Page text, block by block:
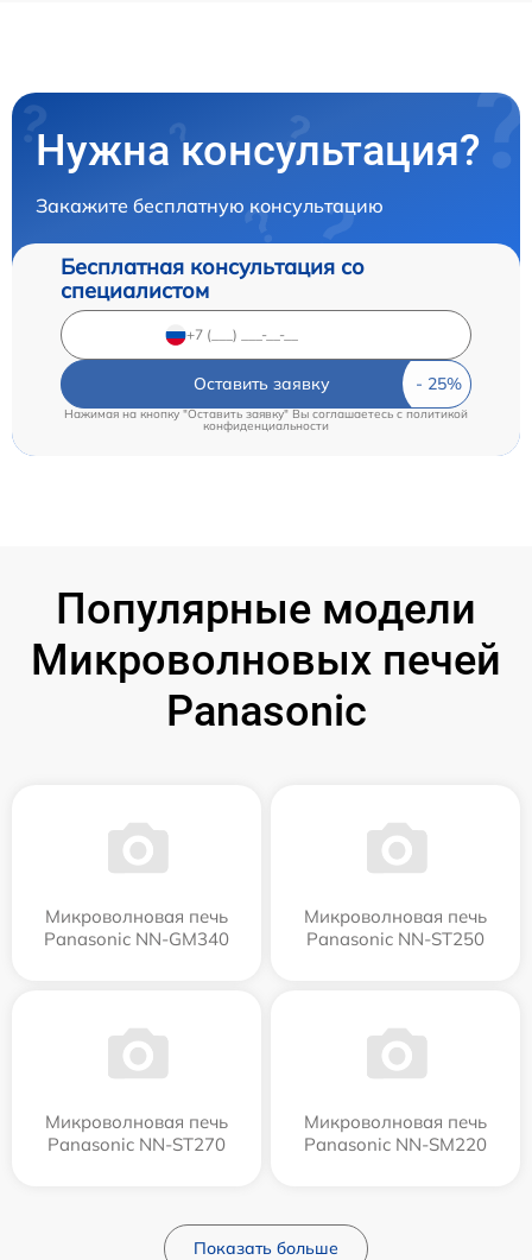
Нужна консультация?
Закажите бесплатную консультацию
Бесплатная консультация со
специалистом
Оставить заявку
Нажимая на кнопку "Оставить заявку" Вы соглашаетесь cполитикой
конфиденциальности
Популярные модели
Микроволновых печей
Panasonic
Микроволновая печь
Panasonic NN-GM340
Микроволновая печь
Panasonic NN-ST250
Микроволновая печь
Panasonic NN-ST270
Микроволновая печь
Panasonic NN-SM220
Показать больше